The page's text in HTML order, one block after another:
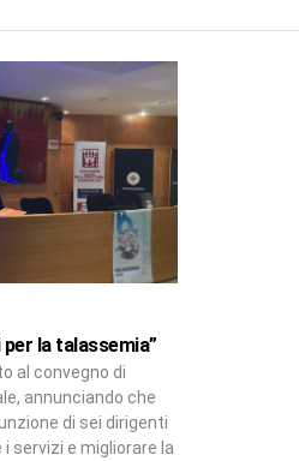
la talassemia”
al convegno di
annunciando che
di sei dirigenti
servizi e migliorare la